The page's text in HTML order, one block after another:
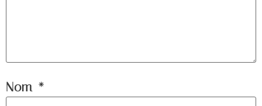
Nom *